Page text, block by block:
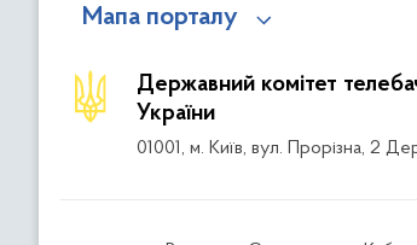
Мапа порталу
Державний комітет
України
01001, м. Київ, вул. Прорізна, 2